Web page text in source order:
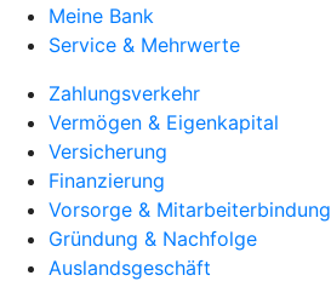
Meine Bank
Service & Mehrwerte
Zahlungsverkehr
Vermögen & Eigenkapital
Versicherung
Finanzierung
Vorsorge & Mitarbeiterbindung
Gründung & Nachfolge
Auslandsgeschäft